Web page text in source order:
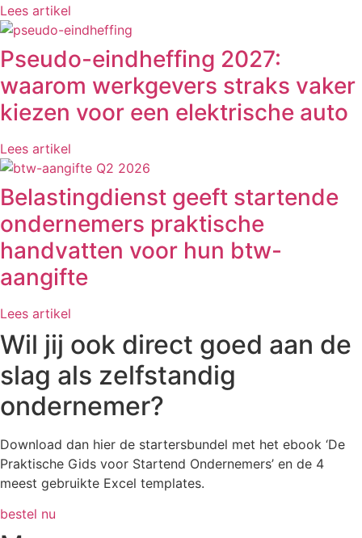
Lees artikel
Pseudo-eindheffing 2027:
waarom werkgevers straks vaker
kiezen voor een elektrische auto
Lees artikel
Belastingdienst geeft startende
ondernemers praktische
handvatten voor hun btw-
aangifte
Lees artikel
Wil jij ook direct goed aan de
slag als zelfstandig
ondernemer?
Download dan hier de startersbundel met het ebook ‘De
Praktische Gids voor Startend Ondernemers’ en de 4
meest gebruikte Excel templates.
bestel nu